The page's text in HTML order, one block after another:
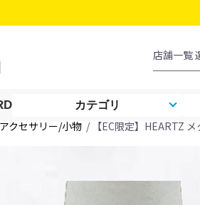
カテゴリ
アクセサリー/小物 / 【EC限定】HEARTZ